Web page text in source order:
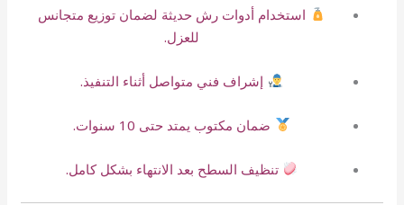
استخدام أدوات رش حديثة لضمان توزيع متجانس
للعزل.
إشراف فني متواصل أثناء التنفيذ.
ضمان مكتوب يمتد حتى 10 سنوات.
تنظيف السطح بعد الانتهاء بشكل كامل.